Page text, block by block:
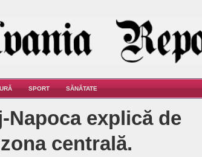
SPORT SĂNĂTATE
Napoca explică de
centrală.